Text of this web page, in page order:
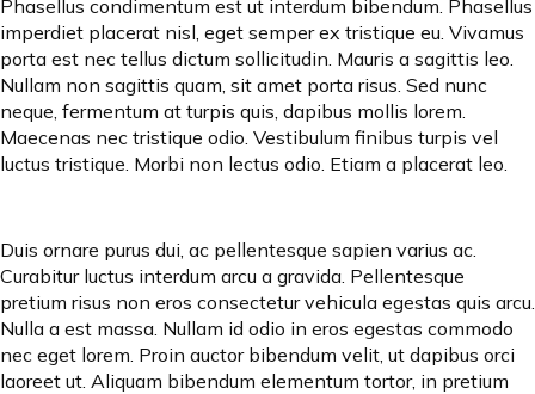
Phasellus condimentum est ut interdum bibendum. Phasellus
imperdiet placerat nisl, eget semper ex tristique eu. Vivamus
porta est nec tellus dictum sollicitudin. Mauris a sagittis leo.
Nullam non sagittis quam, sit amet porta risus. Sed nunc
neque, fermentum at turpis quis, dapibus mollis lorem.
Maecenas nec tristique odio. Vestibulum finibus turpis vel
luctus tristique. Morbi non lectus odio. Etiam a placerat leo.
Duis ornare purus dui, ac pellentesque sapien varius ac.
Curabitur luctus interdum arcu a gravida. Pellentesque
pretium risus non eros consectetur vehicula egestas quis arcu.
Nulla a est massa. Nullam id odio in eros egestas commodo
nec eget lorem. Proin auctor bibendum velit, ut dapibus orci
laoreet ut. Aliquam bibendum elementum tortor, in pretium